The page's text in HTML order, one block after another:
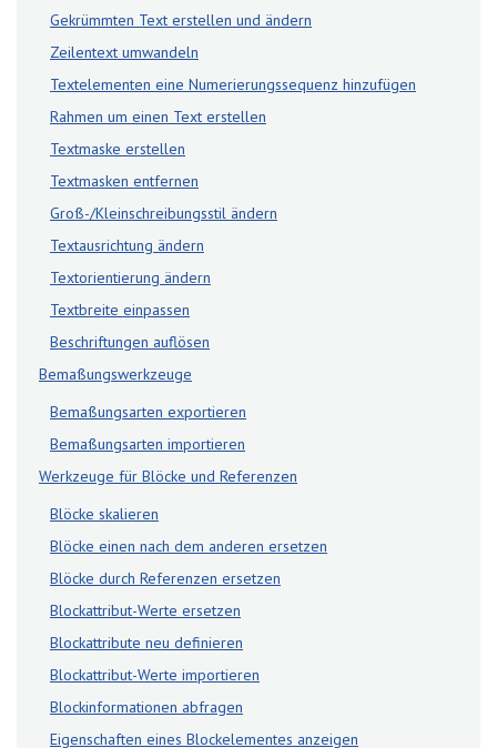
Gekrümmten Text erstellen und ändern
Zeilentext umwandeln
Textelementen eine Numerierungssequenz hinzufügen
Rahmen um einen Text erstellen
Textmaske erstellen
Textmasken entfernen
Groß-/Kleinschreibungsstil ändern
Textausrichtung ändern
Textorientierung ändern
Textbreite einpassen
Beschriftungen auflösen
Bemaßungswerkzeuge
Bemaßungsarten exportieren
Bemaßungsarten importieren
Werkzeuge für Blöcke und Referenzen
Blöcke skalieren
Blöcke einen nach dem anderen ersetzen
Blöcke durch Referenzen ersetzen
Blockattribut-Werte ersetzen
Blockattribute neu definieren
Blockattribut-Werte importieren
Blockinformationen abfragen
Eigenschaften eines Blockelementes anzeigen